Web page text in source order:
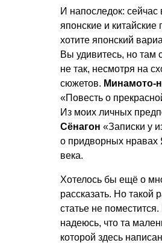
И напоследок: сейчас
японские и китайские
хотите японский
Вы удивитесь, но там
не так, несмотря на
сюжетов. Минамото-
«Повесть о
Из моих личных
Сёнагон «Записки у
о придворных нравах
века.
Хотелось бы ещё о
рассказать. Но такой
статье не
надеюсь, что та
которой здесь